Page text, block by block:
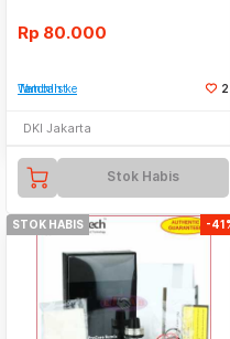
Rp 80.000
Tambah ke Watchlist 2
DKI Jakarta
Stok Habis
STOK HABIS -